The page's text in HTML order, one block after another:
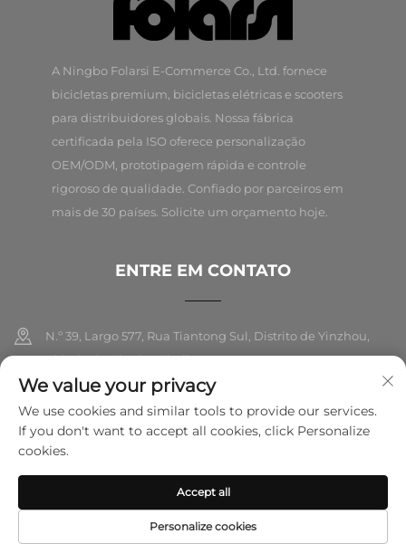
A Ningbo Folarsi E-Commerce Co., Ltd. fornece
bicicletas premium, bicicletas elétricas e scooters
para distribuidores globais. Nossa fábrica
certificada pela ISO oferece personalização
OEM/ODM, prototipagem rápida e controle
rigoroso de qualidade. Confiado por parceiros em
mais de 30 países. Solicite um orçamento hoje.
ENTRE EM CONTATO
N.º 39, Largo 577, Rua Tiantong Sul, Distrito de Yinzhou,
Cidade de Ningbo, Zhejiang
+86-18989326021
[email protected]
Direitos autorais © 2025 Ningbo Folarsi E-Commerce Co., Ltd. Todos
os direitos reservados. Política de privacidade
We value your privacy
We use cookies and similar tools to provide our services.
If you don't want to accept all cookies, click Personalize
cookies.
Personalize cookies
Accept all